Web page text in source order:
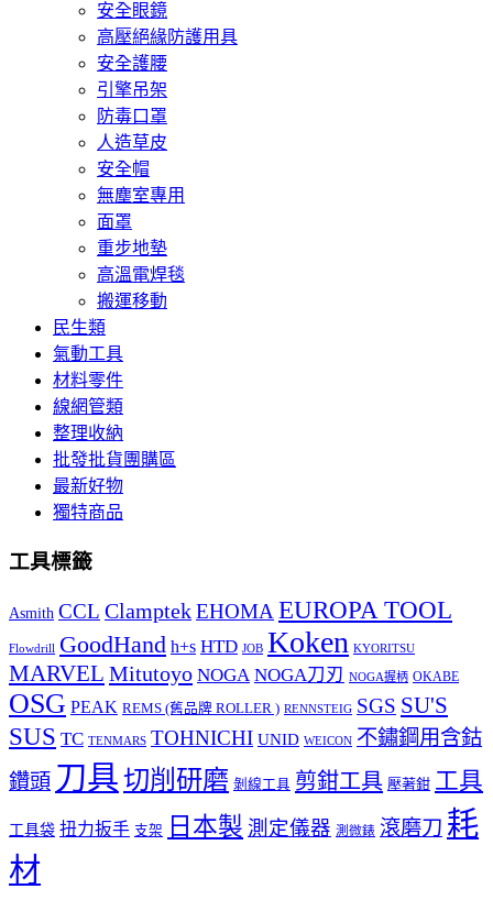
安全眼鏡
高壓絕緣防護用具
安全護腰
引擎吊架
防毒口罩
人造草皮
安全帽
無塵室專用
面罩
重步地墊
高溫電焊毯
搬運移動
民生類
氣動工具
材料零件
線網管類
整理收納
批發批貨團購區
最新好物
獨特商品
工具標籤
Asmith CCL ClamptekEHOMA EUROPA TOOL
Flowdrill GoodHand h+s HTD JOB Koken KYORITSU
MARVEL Mitutoyo NOGA NOGA刀刃 NOGA握柄 OKABE
OSG PEAK REMS (舊品牌 ROLLER ) RENNSTEIG SGS SU'S
SUS TC TENMARS TOHNICHI UNID WEICON 不鏽鋼用含鈷
鑽頭 刀具切削研磨 剝線工具 剪鉗工具 壓著鉗 工具
工具袋 扭力扳手 支架 日本製 測定儀器 測微錶 滾磨刀 耗
材